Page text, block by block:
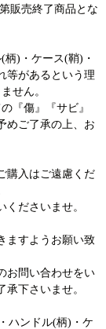
販売終了商品とな
)・ケース(鞘)・
等があるという理
せん。
『傷』『サビ』
めご了承の上、お
購入はご遠慮くだ
ださいませ。
ますようお願い致
お問い合わせをい
下さいませ。
ハンドル(柄)・ケ